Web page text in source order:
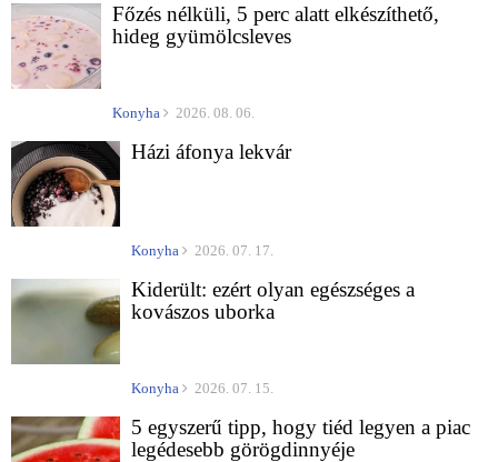
Főzés nélküli, 5 perc alatt elkészíthető,
hideg gyümölcsleves
Konyha 2026. 08. 06.
Házi áfonya lekvár
Konyha 2026. 07. 17.
Kiderült: ezért olyan egészséges a
kovászos uborka
Konyha 2026. 07. 15.
5 egyszerű tipp, hogy tiéd legyen a piac
legédesebb görögdinnyéje